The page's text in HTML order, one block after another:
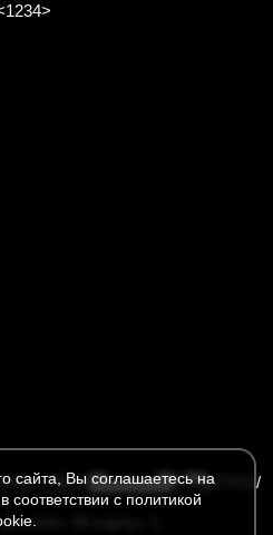
1234>
https://rutube.ru/channel/34547031/
46 корпус 1
сайта, Вы соглашаетесь на
с политикой